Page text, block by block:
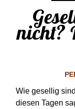
nicht?
Wie gesellig
diesen Tagen